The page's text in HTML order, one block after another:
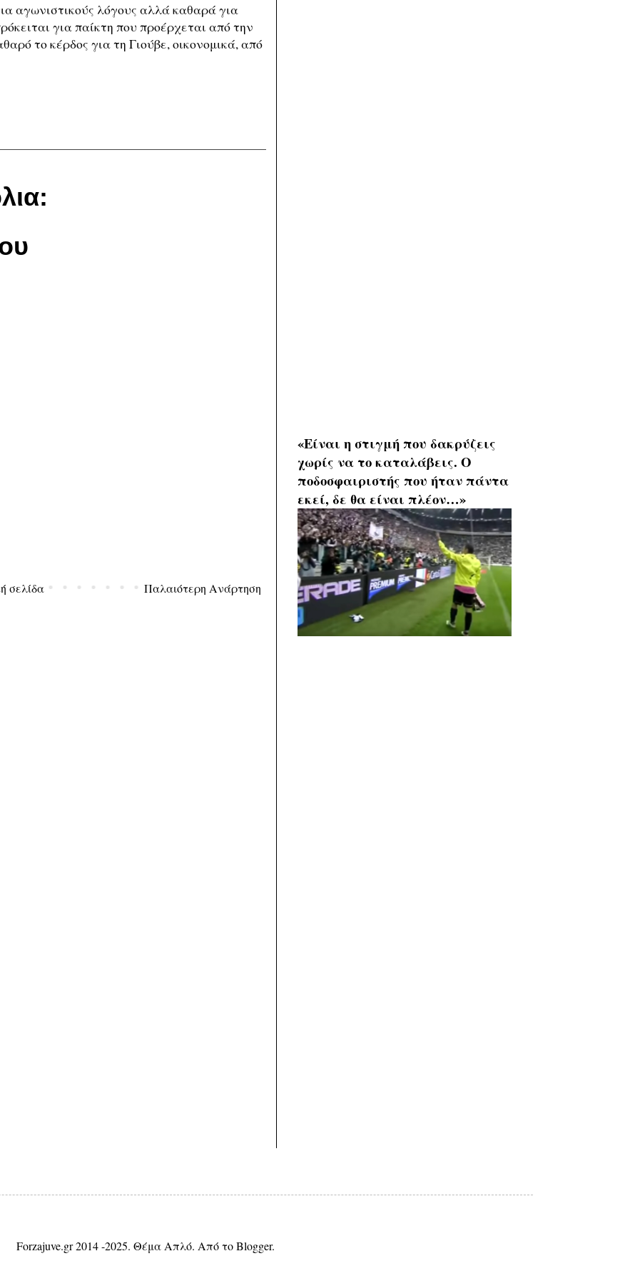
αγωνιστικούς λόγους αλλά καθαρά για
για παίκτη που προέρχεται από την
το κέρδος για τη Γιούβε, οικονομικά, από
Παλαιότερη Ανάρτηση
σελίδα
«Είναι η στιγμή που δακρύζεις
χωρίς να το καταλάβεις. Ο
ποδοσφαιριστής που ήταν πάντα
εκεί, δε θα είναι πλέον…»
Forzajuve.gr 2014 -2025. Θέμα Απλό. Από τοBlogger.